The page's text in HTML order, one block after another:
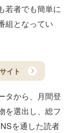
若者でも簡単に
組となってい
イト
タから、月間登
を選出し、総フ
を通した読者